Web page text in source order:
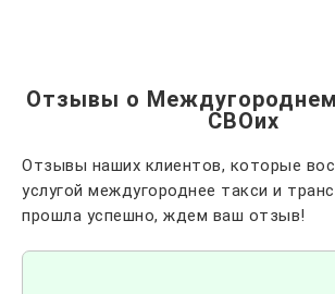
Отзывы о
СВОих
Отзывы наших клиентов, которые
услугой междугороднее такси и
прошла успешно, ждем ваш отзыв!